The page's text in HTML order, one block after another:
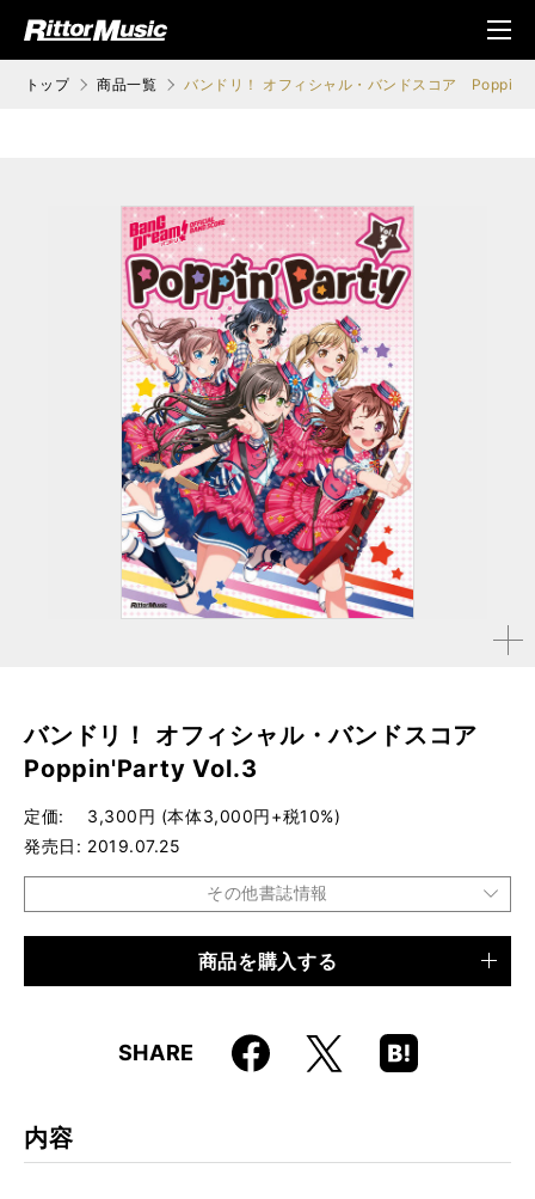
ジック (Rittor Musi
メニ
ュ
トップ 商品一覧 バンドリ！ オフィシャル・バンドスコア
拡大す
バンドリ！ オフィシャル・バンドスコア
Poppin'Party Vol.3
定価
3,300円 (本体3,000円+税10%)
発売日
2019.07.25
その他書誌情報
9784845633975
商品を購入する
SHARE Faceboo
k
X
Hatena
Boo
内容